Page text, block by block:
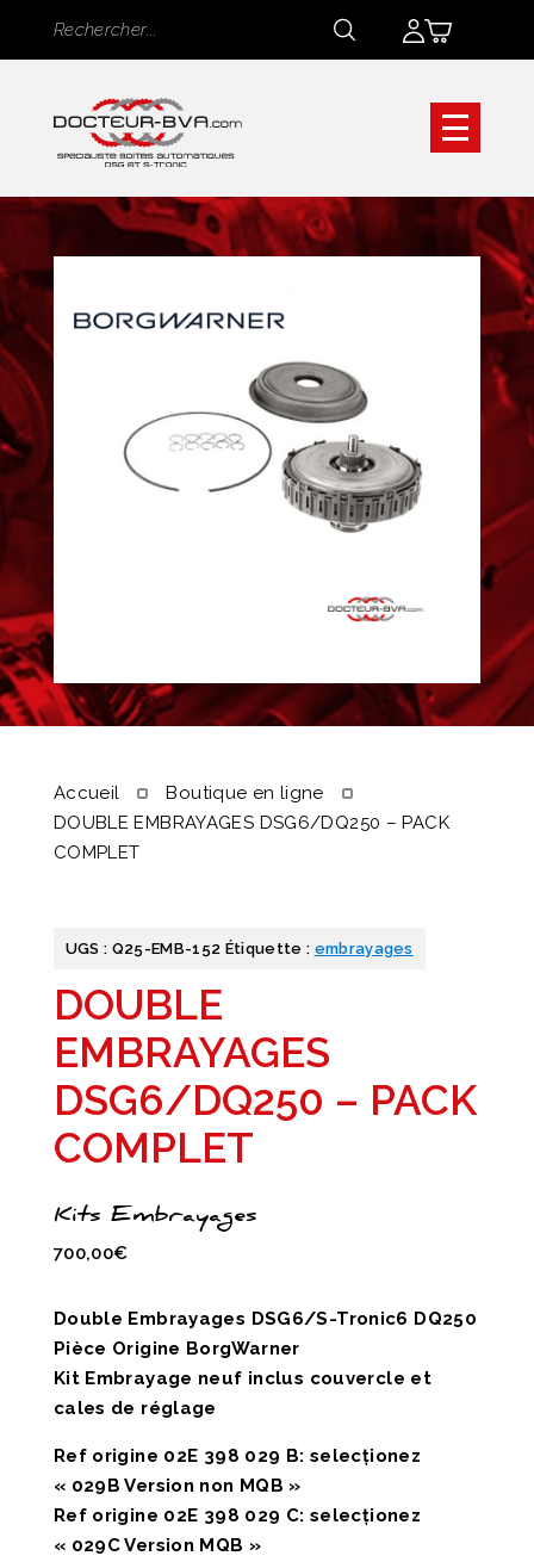
Rechercher
Rechercher
Accueil
Boutique en ligne
DOUBLE EMBRAYAGES DSG6/DQ250 – PACK
COMPLET
UGS : Q25-EMB-152 Étiquette : embrayages
DOUBLE
EMBRAYAGES
DSG6/DQ250 – PACK
COMPLET
Kits Embrayages
700,00€
Double Embrayages DSG6/S-Tronic6 DQ250
Pièce Origine BorgWarner
Kit Embrayage neuf inclus couvercle et
cales de réglage
Ref origine 02E 398 029 B: selecționez
« 029B Version non MQB »
Ref origine 02E 398 029 C: selecționez
« 029C Version MQB »